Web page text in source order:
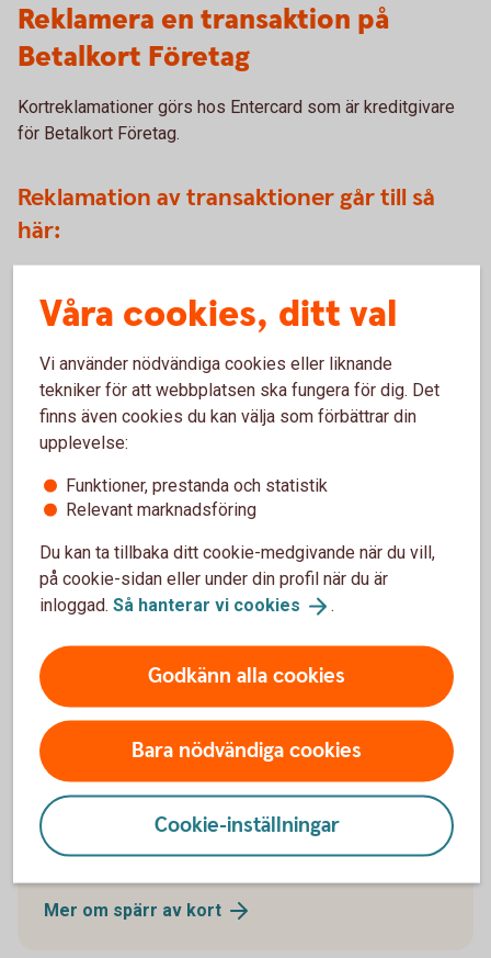
Reklamera en transaktion på
Betalkort Företag
Kortreklamationer görs hos Entercard som är kreditgivare
för Betalkort Företag.
Reklamation av transaktioner går till så
här:
reklamationen(entercard.se)
Skriv ut blanketten och signera
Skicka inskannad blankett till
business.fraud@entercard.com
Alternativt skicka via post till:
Entercard står för porto då "Svarpost" anges i adressfältet.
Ring och spärra ditt kort på 08-411 10 11
Spärra ditt kort från utlandet
Ring och spärra ditt kort från utlandet på +46
8-411 10 11
Mer om spärr av kort
Våra cookies, ditt val
Vi använder nödvändiga cookies eller liknande
tekniker för att webbplatsen ska fungera för dig. Det
finns även cookies du kan välja som förbättrar din
upplevelse:
Funktioner, prestanda och statistik
Relevant marknadsföring
Du kan ta tillbaka ditt cookie-medgivande när du vill,
på cookie-sidan eller under din profil när du är
inloggad. Så hanterar vi cookies .
Godkänn alla cookies
Bara nödvändiga cookies
Cookie-inställningar